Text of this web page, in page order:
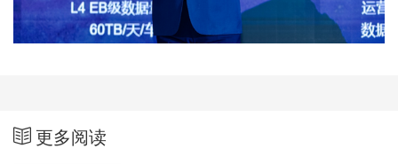
更多阅读